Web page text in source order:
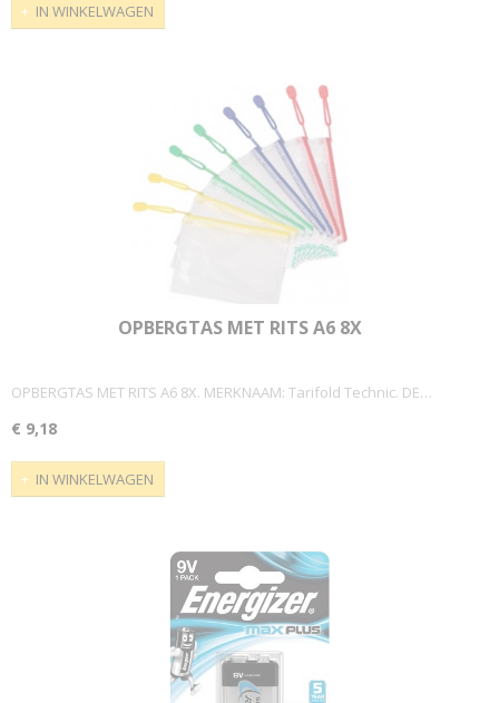
IN WINKELWAGEN
OPBERGTAS MET RITS A6 8X
OPBERGTAS MET RITS A6 8X. MERKNAAM: Tarifold Technic. DE…
€ 9,18
IN WINKELWAGEN